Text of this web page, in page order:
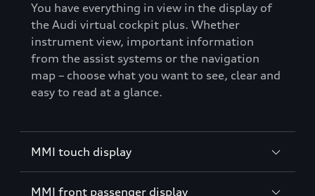
You have everything in view in the display of
the Audi virtual cockpit plus. Whether
instrument view, important information
from the assist systems or the navigation
map – choose what you want to see, clear and
easy to read at a glance.
MMI touch display
MMI front passenger display